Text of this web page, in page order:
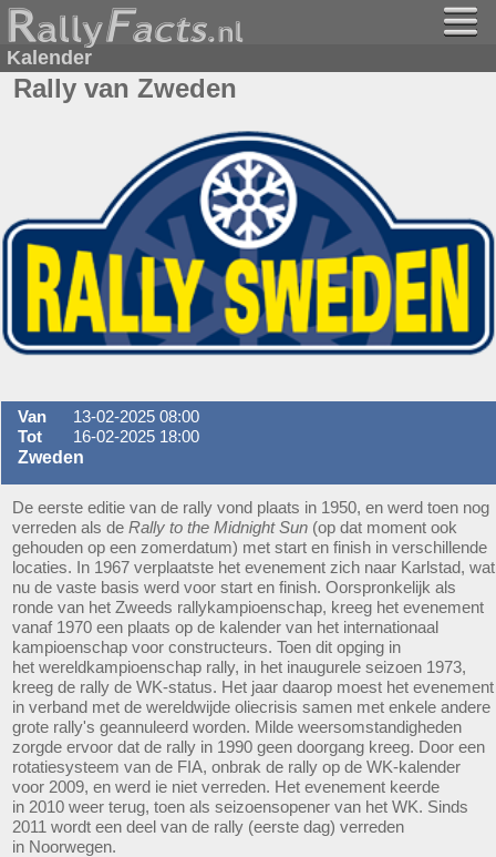
Kalender
Rally van Zweden
Van
13-02-2025 08:00
Tot
16-02-2025 18:00
Zweden
De eerste editie van de rally vond plaats in 1950, en werd toen nog
verreden als de Rally to the Midnight Sun (op dat moment ook
gehouden op een zomerdatum) met start en finish in verschillende
locaties. In 1967 verplaatste het evenement zich naar Karlstad, wat
nu de vaste basis werd voor start en finish. Oorspronkelijk als
ronde van het Zweeds rallykampioenschap, kreeg het evenement
vanaf 1970 een plaats op de kalender van het internationaal
kampioenschap voor constructeurs. Toen dit opging in
het wereldkampioenschap rally, in het inaugurele seizoen 1973,
kreeg de rally de WK-status. Het jaar daarop moest het evenement
in verband met de wereldwijde oliecrisis samen met enkele andere
grote rally's geannuleerd worden. Milde weersomstandigheden
zorgde ervoor dat de rally in 1990 geen doorgang kreeg. Door een
rotatiesysteem van de FIA, onbrak de rally op de WK-kalender
voor 2009, en werd ie niet verreden. Het evenement keerde
in 2010 weer terug, toen als seizoensopener van het WK. Sinds
2011 wordt een deel van de rally (eerste dag) verreden
in Noorwegen.